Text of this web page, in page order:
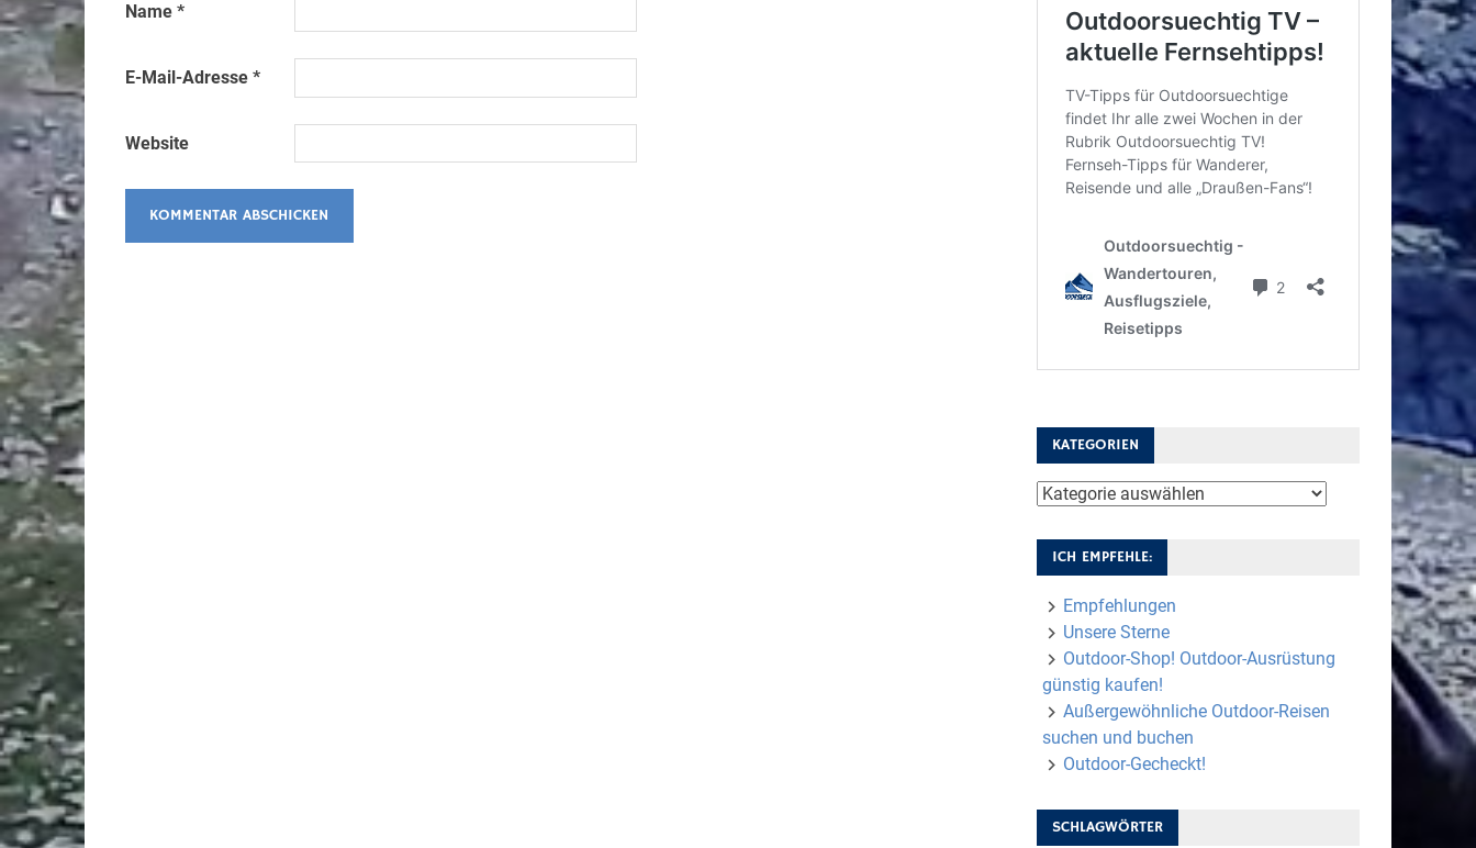
Name *
E-Mail-Adresse *
Website
KATEGORIEN
Kategorien
ICH EMPFEHLE:
Empfehlungen
Unsere Sterne
Outdoor-Shop! Outdoor-Ausrüstung
günstig kaufen!
Außergewöhnliche Outdoor-Reisen
suchen und buchen
Outdoor-Gecheckt!
SCHLAGWÖRTER